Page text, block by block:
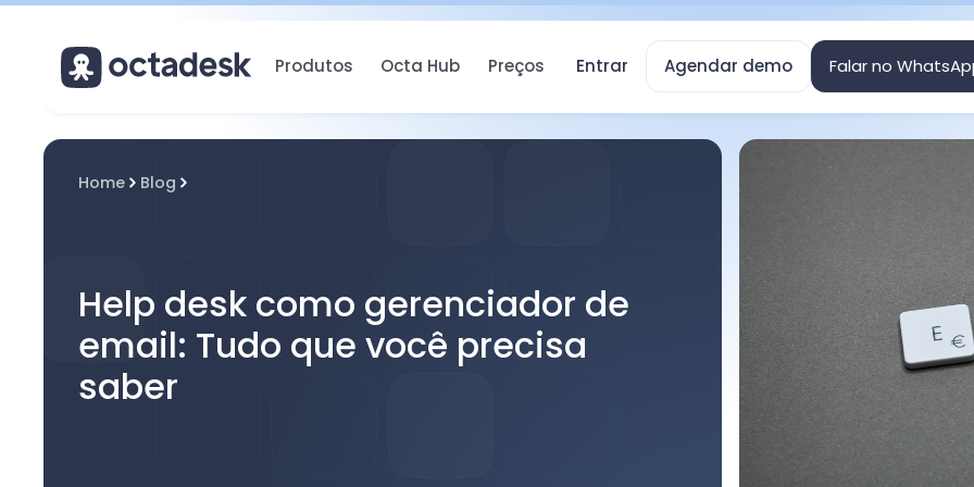
Entrar Agendar demo Falar no
Produtos Octa Hub Preços
Home Blog
Help desk como gerenciador de
email: Tudo que você precisa
saber